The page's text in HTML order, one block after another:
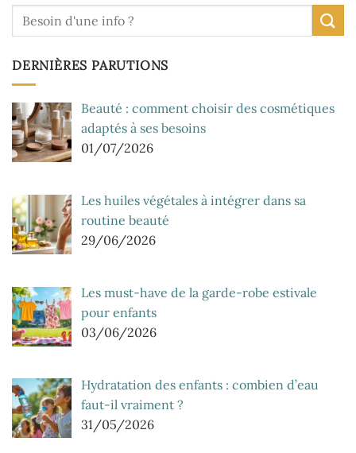
DERNIÈRES PARUTIONS
Beauté : comment choisir des cosmétiques
adaptés à ses besoins
01/07/2026
Les huiles végétales à intégrer dans sa
routine beauté
29/06/2026
Les must-have de la garde-robe estivale
pour enfants
03/06/2026
Hydratation des enfants : combien d’eau
faut-il vraiment ?
31/05/2026